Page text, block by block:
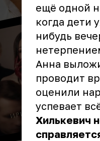
ещё одной
когда дети
нибудь
Анна
проводит
оценили
успевает
Хилькевич